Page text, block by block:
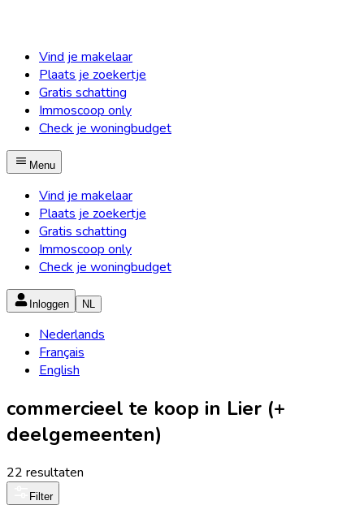
Vind je makelaar
Plaats je zoekertje
Gratis schatting
Immoscoop only
Check je woningbudget
Menu
Vind je makelaar
Plaats je zoekertje
Gratis schatting
Immoscoop only
Check je woningbudget
Inloggen NL
Nederlands
Français
English
commercieel te koop in Lier (+
deelgemeenten)
22 resultaten
Filter